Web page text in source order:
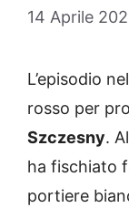
14 Aprile
L’episodio
rosso per
Szczesny.
ha fischiato
portiere